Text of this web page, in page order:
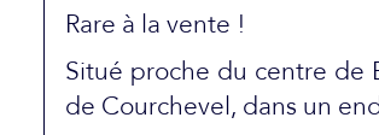
Rare à la vente !
Situé proche du centre de
de Courchevel, dans un